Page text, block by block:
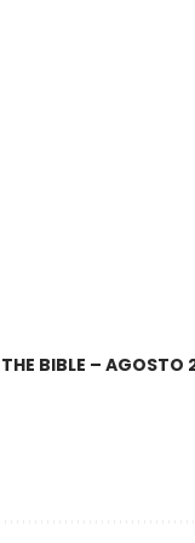
BIBLE – AGOSTO